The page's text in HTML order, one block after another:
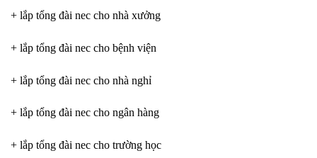
+ lắp tổng đài nec cho nhà xưởng
+ lắp tổng đài nec cho bệnh viện
+ lắp tổng đài nec cho nhà nghỉ
+ lắp tổng đài nec cho ngân hàng
+ lắp tổng đài nec cho trường học